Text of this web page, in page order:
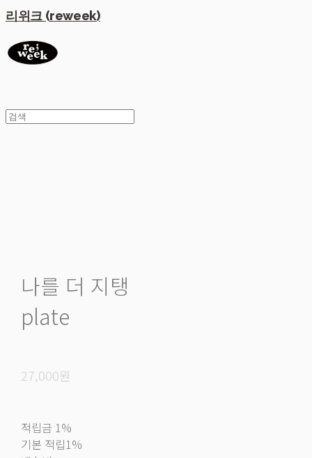
리위크 (reweek)
나를 더 지탱
plate
27,000원
적립금 1%
기본 적립1%